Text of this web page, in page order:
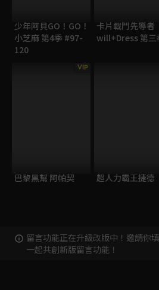
少年阿貝GO！GO！
小芝麻 第4季 #97-
120
卡片戰鬥先導者
will+Dress 第三
VIP
巴黎黑幫 阿帕契 超人力霸王捷德
留言功能正在升級改版中！邀請你
一起共創新版留言功能！